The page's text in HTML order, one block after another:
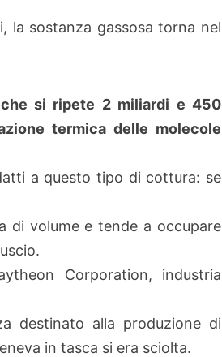
la sostanza gassosa torna nel
che si ripete 2 miliardi e 450
termica delle molecole
a questo tipo di cottura: se
di volume e tende a occupare
Corporation, industria
destinato alla produzione di
in tasca si era sciolta.